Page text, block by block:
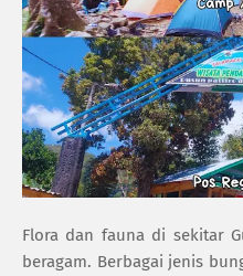
Flora dan fauna di sekitar
beragam. Berbagai jenis